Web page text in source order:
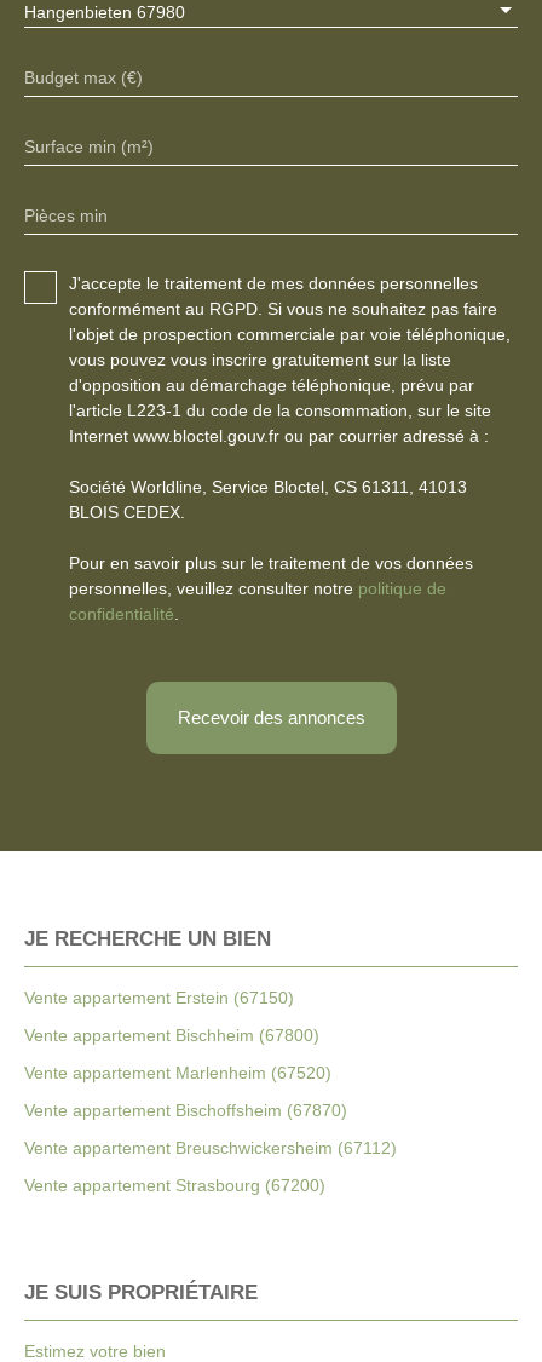
Hangenbieten 67980
Budget max (€)
Surface min (m²)
Pièces min
J'accepte le traitement de mes données personnelles
conformément au RGPD. Si vous ne souhaitez pas faire
l'objet de prospection commerciale par voie téléphonique,
vous pouvez vous inscrire gratuitement sur la liste
d'opposition au démarchage téléphonique, prévu par
l'article L223-1 du code de la consommation, sur le site
Internet www.bloctel.gouv.fr ou par courrier adressé à :
Société Worldline, Service Bloctel, CS 61311, 41013
BLOIS CEDEX.
Pour en savoir plus sur le traitement de vos données
personnelles, veuillez consulter notre politique de
confidentialité
Recevoir des annonces
JE RECHERCHE UN BIEN
Vente appartement Erstein (67150)
Vente appartement Bischheim (67800)
Vente appartement Marlenheim (67520)
Vente appartement Bischoffsheim (67870)
Vente appartement Breuschwickersheim (67112)
Vente appartement Strasbourg (67200)
JE SUIS PROPRIÉTAIRE
Estimez votre bien